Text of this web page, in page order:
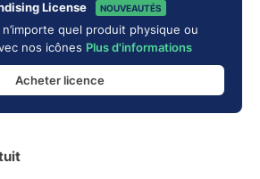
License NOUVEAUTÉS
quel produit physique ou
nos icônes Plus d'informations
Acheter licence